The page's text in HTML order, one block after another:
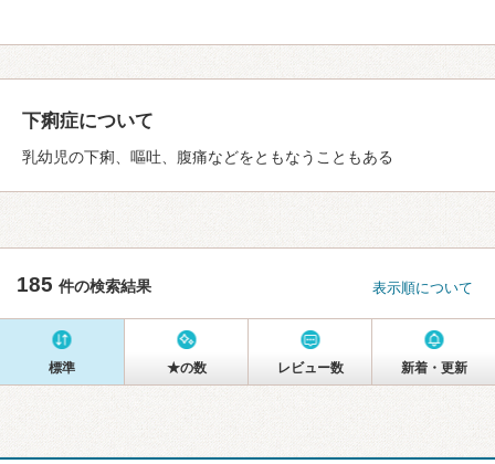
下痢症について
乳幼児の下痢、嘔吐、腹痛などをともなうこともある
185 件の検索結果 表示順について
標準 ★の数 レビュー数 新着・更新